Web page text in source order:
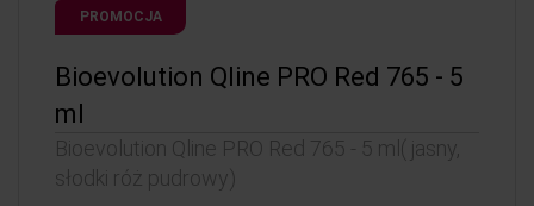
PROMOCJA
Bioevolution Qline PRO Red 765 - 5
ml
Bioevolution Qline PRO Red 765 - 5 ml( jasny,
słodki róż pudrowy)